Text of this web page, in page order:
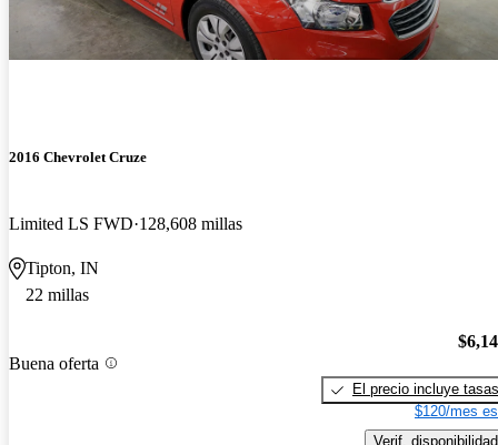
2016 Chevrolet Cruze
Limited LS FWD 128,608 millas
Tipton, IN
22 millas
Buena oferta
El precio incluye tasas
$120/mes
Verif. disponibilidad